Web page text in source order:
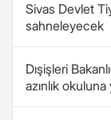
Sivas Devlet
sahneleyecek
Dışişleri
azınlık okuluna